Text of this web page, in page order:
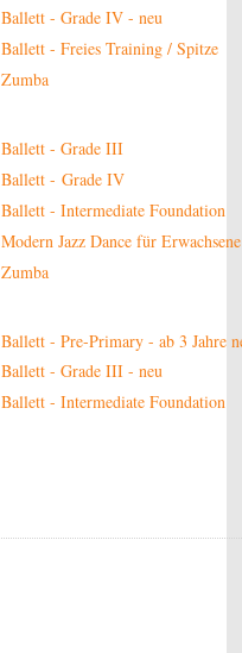
Ballett - Grade IV - neu
Ballett - Freies Training / Spitze
Zumba
Ballett - Grade III
Ballett - Grade IV
Ballett - Intermediate Foundation
Modern Jazz Dance für Erwachsene
Zumba
Ballett - Pre-Primary - ab 3
Ballett - Grade III - neu
Ballett - Intermediate Foundation